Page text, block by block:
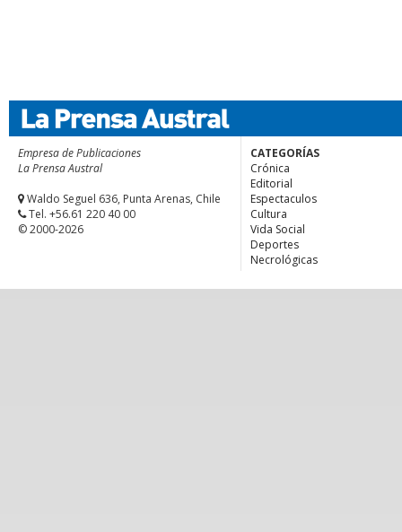
Empresa de Publicaciones
La Prensa Austral
Waldo Seguel 636, Punta Arenas, Chile
Tel. +56.61 220 40 00
© 2000-2026
CATEGORÍAS
Crónica
Editorial
Espectaculos
Cultura
Vida Social
Deportes
Necrológicas